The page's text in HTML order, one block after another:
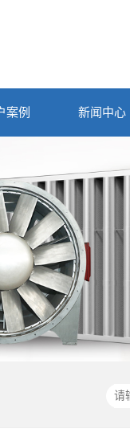
案例 新闻中心